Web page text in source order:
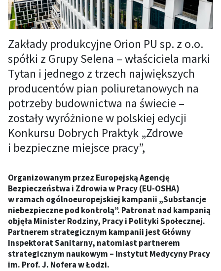
Zakłady produkcyjne Orion PU sp. z o.o.
spółki z Grupy Selena – właściciela marki
Tytan i jednego z trzech największych
producentów pian poliuretanowych na
potrzeby budownictwa na świecie –
zostały wyróżnione w polskiej edycji
Konkursu Dobrych Praktyk „Zdrowe
i bezpieczne miejsce pracy”,
Organizowanym przez Europejską Agencję
Bezpieczeństwa i Zdrowia w Pracy (EU-OSHA)
w ramach ogólnoeuropejskiej kampanii „Substancje
niebezpieczne pod kontrolą”. Patronat nad kampanią
objęła Minister Rodziny, Pracy i Polityki Społecznej.
Partnerem strategicznym kampanii jest Główny
Inspektorat Sanitarny, natomiast partnerem
strategicznym naukowym – Instytut Medycyny Pracy
im. Prof. J. Nofera w Łodzi.